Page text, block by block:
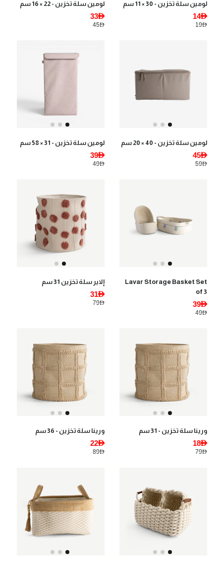
لومين سلة تخزين - 30 × 11 سم
14AED
19AED
لومين سلة تخزين - 22 × 16 سم
33AED
45AED
لومين سلة تخزين - 40 × 20 سم
45AED
59AED
لومين سلة تخزين - 31 × 58 سم
39AED
49AED
Lavar Storage Basket Set
of 3
39AED
49AED
إلاير سلة تخزين 31 سم
31AED
79AED
ورينا سلة تخزين - 31 سم
18AED
79AED
ورينا سلة تخزين - 36 سم
22AED
89AED